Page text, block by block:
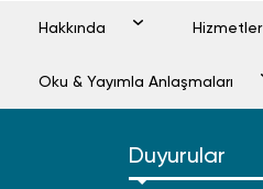
Hakkında Hizmetler
Oku & Yayımla Anlaşmaları
Duyurular